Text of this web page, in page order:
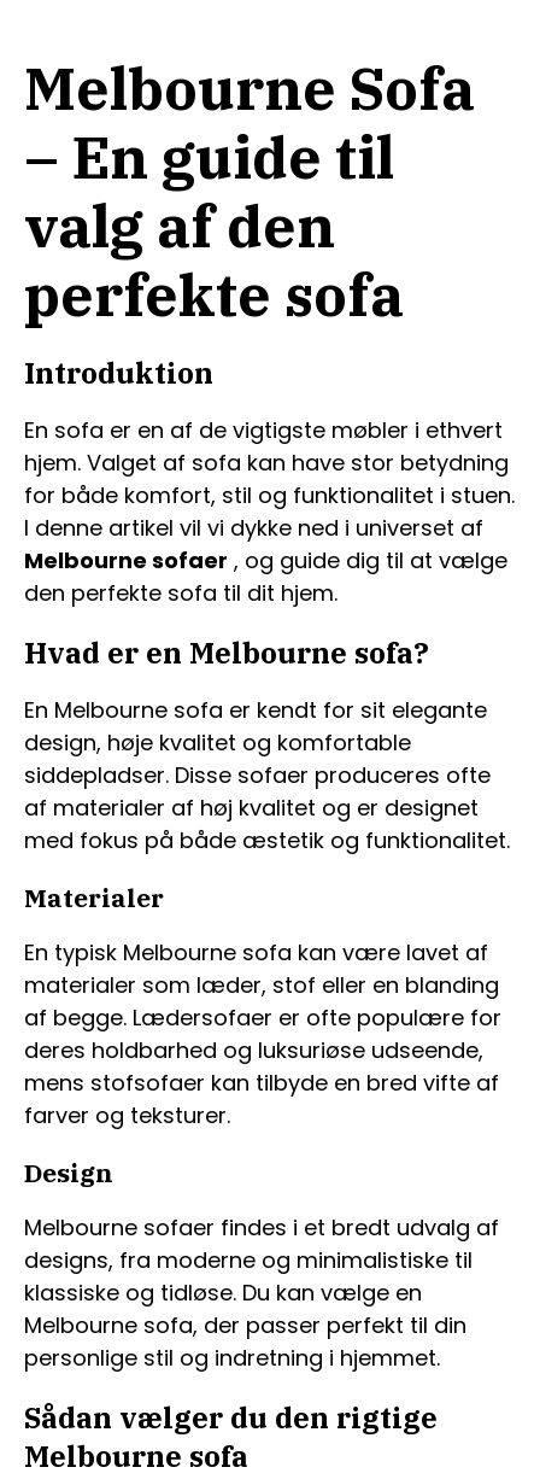
Melbourne Sofa
– En guide til
valg af den
perfekte sofa
Introduktion
En sofa er en af de vigtigste møbler i ethvert
hjem. Valget af sofa kan have stor betydning
for både komfort, stil og funktionalitet i stuen.
I denne artikel vil vi dykke ned i universet af
Melbourne sofaer , og guide dig til at vælge
den perfekte sofa til dit hjem.
Hvad er en Melbourne sofa?
En Melbourne sofa er kendt for sit elegante
design, høje kvalitet og komfortable
siddepladser. Disse sofaer produceres ofte
af materialer af høj kvalitet og er designet
med fokus på både æstetik og funktionalitet.
Materialer
En typisk Melbourne sofa kan være lavet af
materialer som læder, stof eller en blanding
af begge. Lædersofaer er ofte populære for
deres holdbarhed og luksuriøse udseende,
mens stofsofaer kan tilbyde en bred vifte af
farver og teksturer.
Design
Melbourne sofaer findes i et bredt udvalg af
designs, fra moderne og minimalistiske til
klassiske og tidløse. Du kan vælge en
Melbourne sofa, der passer perfekt til din
personlige stil og indretning i hjemmet.
Sådan vælger du den rigtige
Melbourne sofa